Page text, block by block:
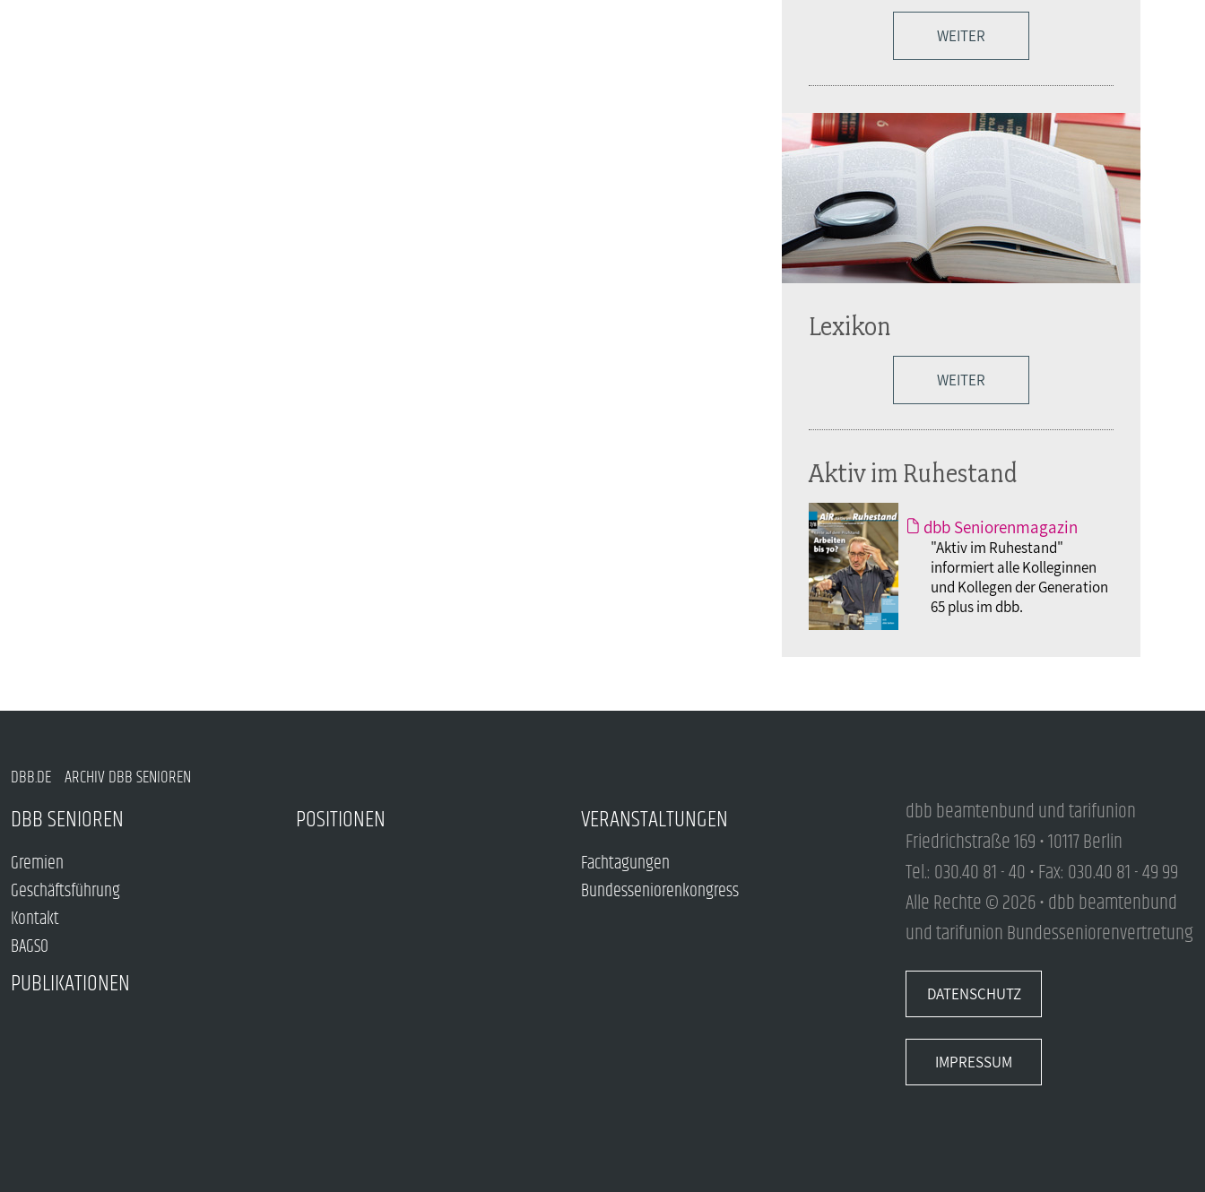
WEITER
Lexikon
WEITER
Aktiv im Ruhestand
dbb Seniorenmagazin
"Aktiv im Ruhestand"
informiert alle Kolleginnen
und Kollegen der Generation
65 plus im dbb.
DBB.DE ARCHIV DBB SENIOREN
DBB SENIOREN
Gremien
Geschäftsführung
Kontakt
BAGSO
POSITIONEN VERANSTALTUNGEN
Fachtagungen
Bundesseniorenkongress
PUBLIKATIONEN
dbb beamtenbund und tarifunion
Friedrichstraße 169 • 10117 Berlin
Tel.: 030.40 81 - 40 • Fax: 030.40 81 - 49 99
Alle Rechte © 2026 • dbb beamtenbund
und tarifunion Bundesseniorenvertretung
DATENSCHUTZ
IMPRESSUM